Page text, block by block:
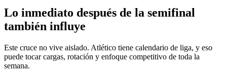
Lo inmediato después de la semifinal
también influye
Este cruce no vive aislado. Atlético tiene calendario de liga, y eso
puede tocar cargas, rotación y enfoque competitivo de toda la
semana.